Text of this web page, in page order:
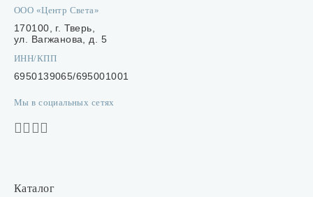
ООО «Центр Света»
170100, г. Тверь,
ул. Вагжанова, д. 5
ИНН/КПП
6950139065/695001001
Мы в социальных сетях
Каталог